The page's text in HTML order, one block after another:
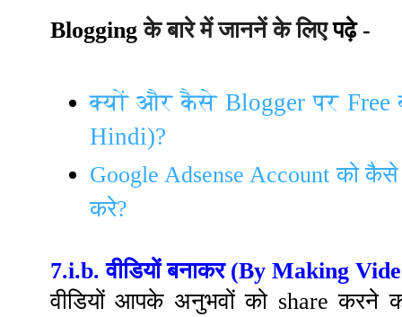
Blogging के बारे मेंजाननेंके लिए पढ़े -
क्यों और कैसे Blogger पर Free
Hindi)?
Google Adsense Account को
करे?
7.i.b. वीडियों बनाकर (By Making
वीडियों आपके अनुभवों को share